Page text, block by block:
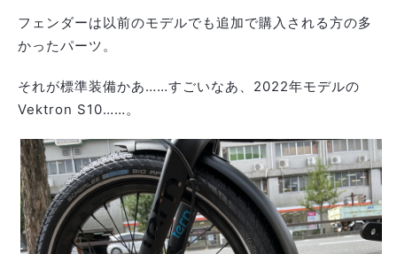
フェンダーは以前のモデルでも追加で購入される方の多
かったパーツ。
それが標準装備かあ……すごいなあ、2022年モデルの
Vektron S10……。